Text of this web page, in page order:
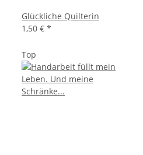
Glückliche Quilterin
1,50 € *
Top